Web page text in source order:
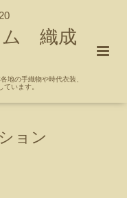
ム 織成
地の手織物や時代衣装、
います。
ョン